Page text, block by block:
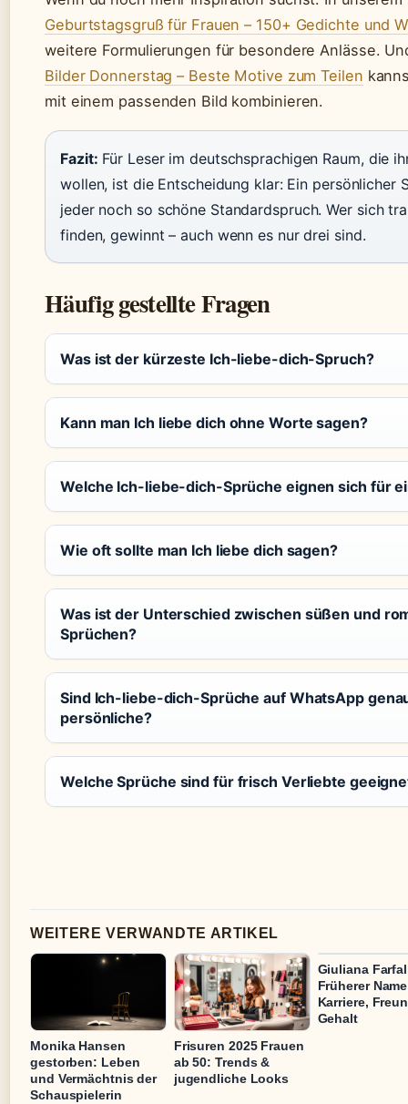
Geburtstagsgruß für Frauen – 150+ Gedichte und
weitere Formulierungen für besondere Anlässe.
Bilder Donnerstag – Beste Motive zum Teilen
mit einem passenden Bild kombinieren.
Fazit: Für Leser im deutschsprachigen Raum, die
wollen, ist die Entscheidung klar: Ein persönlicher
jeder noch so schöne Standardspruch. Wer sich
finden, gewinnt – auch wenn es nur drei sind.
Häufig gestellte Fragen
Was ist der kürzeste Ich-liebe-dich-Spruch?
Kann man Ich liebe dich ohne Worte sagen?
Welche Ich-liebe-dich-Sprüche eignen sich für
Wie oft sollte man Ich liebe dich sagen?
Was ist der Unterschied zwischen süßen und
Sprüchen?
Sind Ich-liebe-dich-Sprüche auf WhatsApp
persönliche?
Welche Sprüche sind für frisch Verliebte
WEITERE VERWANDTE ARTIKEL
Monika Hansen
gestorben: Leben
und Vermächtnis der
Schauspielerin
Frisuren 2025 Frauen
ab 50: Trends &
jugendliche Looks
Giuliana
Früherer
Karriere,
Gehalt